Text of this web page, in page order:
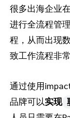
很多出海企业
进行全流程管
程，从而出现
致工作流程非
通过使用
品牌可以实现